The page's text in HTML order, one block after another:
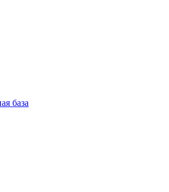
база